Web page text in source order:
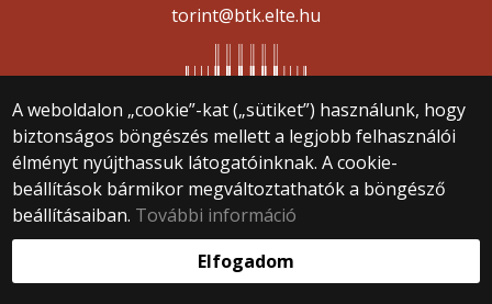
A weboldalon „cookie”-kat („sütiket”) használunk, hogy
biztonságos böngészés mellett a legjobb felhasználói
élményt nyújthassuk látogatóinknak. A cookie-
beállítások bármikor megváltoztathatók a böngésző
beállításaiban. További információ
Elfogadom
torint@btk.elte.hu
Webfejlesztés: